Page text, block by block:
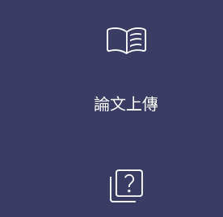
menu_book
論文上傳
quiz